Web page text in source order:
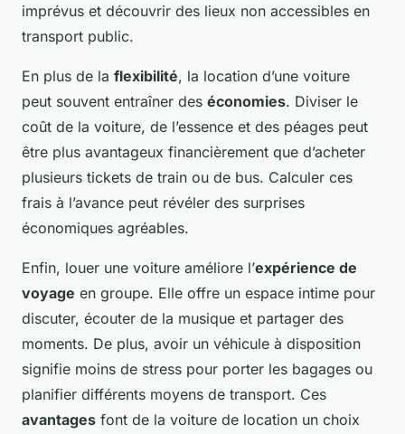
imprévus et découvrir des lieux non accessibles en
transport public.
En plus de la flexibilité, la location d’une voiture
peut souvent entraîner des économies. Diviser le
coût de la voiture, de l’essence et des péages peut
être plus avantageux financièrement que d’acheter
plusieurs tickets de train ou de bus. Calculer ces
frais à l’avance peut révéler des surprises
économiques agréables.
Enfin, louer une voiture améliore l’expérience de
voyage en groupe. Elle offre un espace intime pour
discuter, écouter de la musique et partager des
moments. De plus, avoir un véhicule à disposition
signifie moins de stress pour porter les bagages ou
planifier différents moyens de transport. Ces
avantages font de la voiture de location un choix